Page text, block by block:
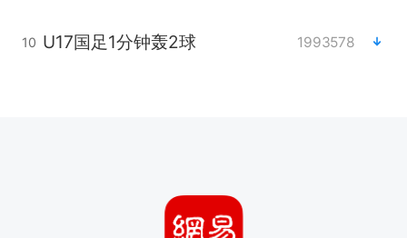
10 U17国足1分钟轰2球 1993578